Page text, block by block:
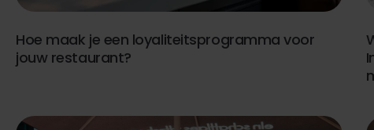
Hoe maak je een loyaliteitsprogramma voor
jouw restaurant?